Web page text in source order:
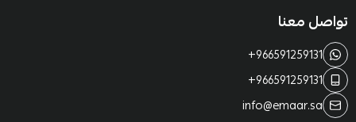
تواصل معنا
+966591259131
+966591259131
info@emaar.sa